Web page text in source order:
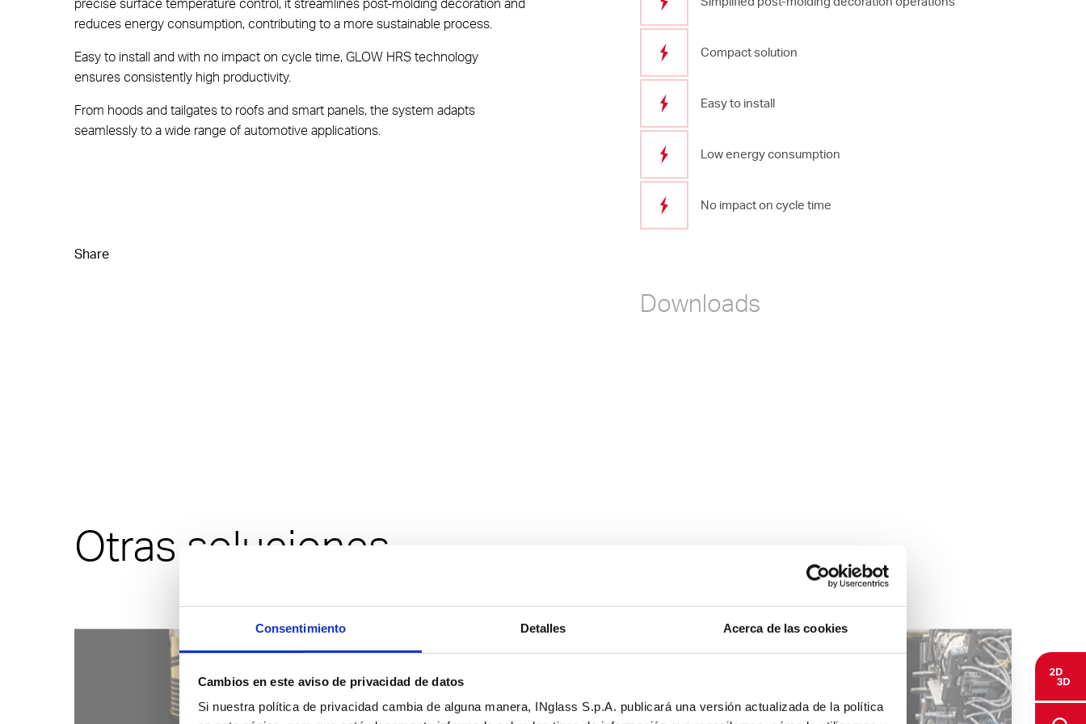
Consentimiento Detalles Acerca de las cookies
Cambios en este aviso de privacidad de datos
Si nuestra política de privacidad cambia de alguna manera, INglass S.p.A. publicará una versión actualizada de la política
precise surface temperature control, it streamlines post-molding decoration and
reduces energy consumption, contributing to a more sustainable process.
Easy to install and with no impact on cycle time, GLOW HRS technology
ensures consistently high productivity.
From hoods and tailgates to roofs and smart panels, the system adapts
seamlessly to a wide range of automotive applications.
Share
Compact solution
Easy to install
Low energy consumption
No impact on cycle time
Downloads
Otras soluciones